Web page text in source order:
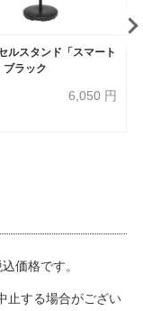
ルスタンド「スマート
ブラック
6,050 円
価格です。
止する場合がござい